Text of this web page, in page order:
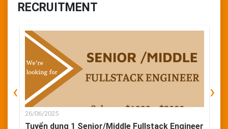
RECRUITMENT
26/06/2025
Tuyển dụng 1 Senior/Middle Fullstack Engineer
‹ ›